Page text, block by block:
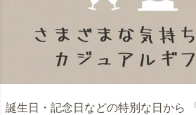
誕生日・記念日などの特別な日から